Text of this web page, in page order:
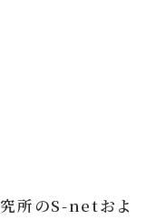
所のS-netおよ